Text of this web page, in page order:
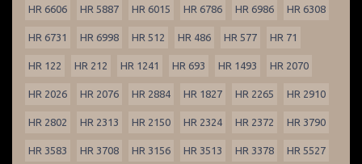
HR 6606 HR 5887 HR 6015 HR 6786 HR 6986 HR 6308
HR 6731 HR 6998 HR 512 HR 486 HR 577 HR 71
HR 122 HR 212 HR 1241 HR 693 HR 1493 HR 2070
HR 2026 HR 2076 HR 2884 HR 1827 HR 2265 HR 2910
HR 2802 HR 2313 HR 2150 HR 2324 HR 2372 HR 3790
HR 3583 HR 3708 HR 3156 HR 3513 HR 3378 HR 5527